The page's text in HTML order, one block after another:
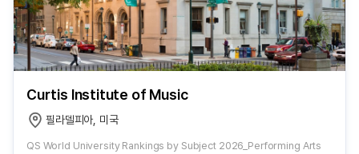
Curtis Institute of Music
필라델피아, 미국
QS World University Rankings by Subject 2026_Performing Arts